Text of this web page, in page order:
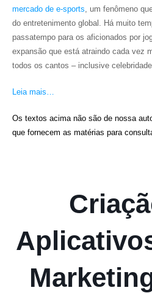
mercado de e-sports, um fenômeno
do entretenimento global. Há muito
passatempo para os aficionados por
expansão que está atraindo cada vez
todos os cantos – inclusive
Leia mais…
Os textos acima não são de nossa
que fornecem as matérias para